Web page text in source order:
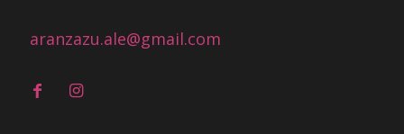
aranzazu.ale@gmail.com